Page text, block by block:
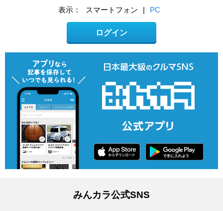
表示： スマートフォン | PC
ログイン
みんカラ公式SNS